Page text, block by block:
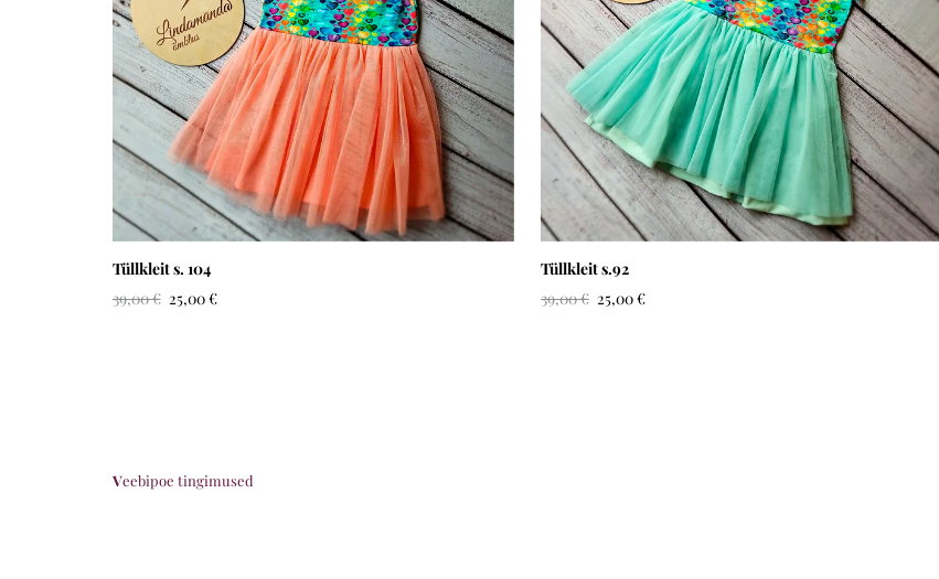
Tüllkleit s. 104
39,00 € 25,00 €
Tüllkleit s.92
39,00 € 25,00 €
Veebipoe tingimused